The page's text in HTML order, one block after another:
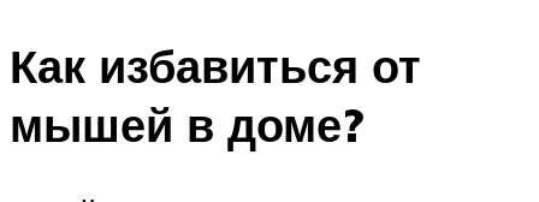
Как избавиться от
мышей в доме?